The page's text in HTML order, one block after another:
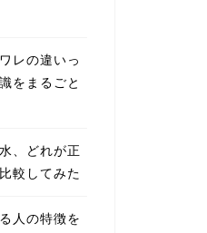
レの違いっ
をまるごと
、どれが正
較してみた
人の特徴を